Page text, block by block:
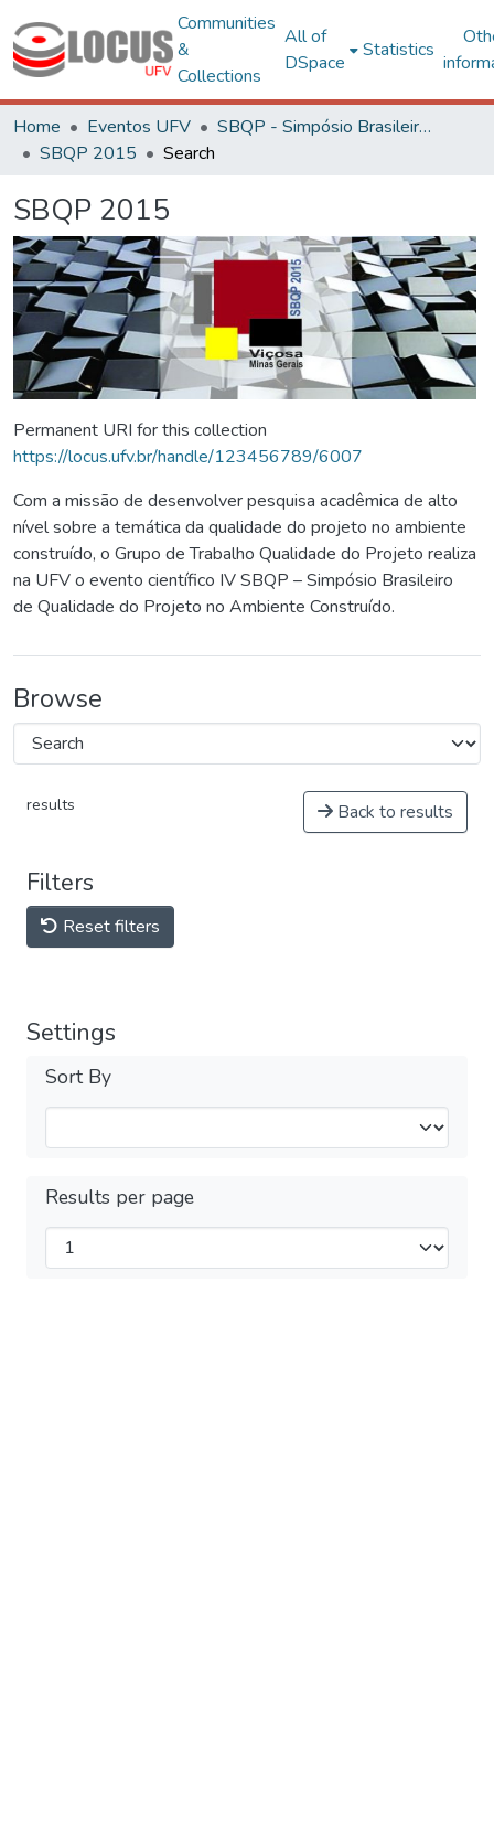
Communities
&
Collections
All of
DSpace
Statistics
Home Eventos UFV
SBQP - Simpósio Brasileiro de Qualidade do Projeto no Ambiente Construído
SBQP 2015
Search
SBQP 2015
Permanent URI for this collection
https://locus.ufv.br/handle/123456789/6007
Com a missão de desenvolver pesquisa acadêmica de alto
nível sobre a temática da qualidade do projeto no ambiente
construído, o Grupo de Trabalho Qualidade do Projeto realiza
na UFV o evento científico IV SBQP – Simpósio Brasileiro
de Qualidade do Projeto no Ambiente Construído.
Browse
results Back to results
Filters
Reset filters
Settings
Sort By
Results per page